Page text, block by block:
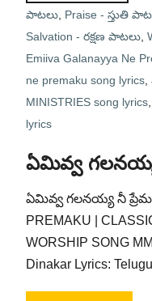
పాటలు, Praise - స్తుతి
Salvation - రక్షణ పాటలు,
Emiiva Galanayya Ne
ne premaku song lyrics,
MINISTRIES song lyrics,
lyrics
ఏమివ్వ
ఏమివ్వ గలనయ్య నీ
PREMAKU |
WORSHIP SONG
Dinakar Lyrics: